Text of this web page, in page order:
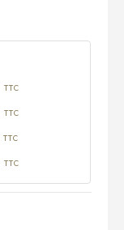
TTC
TTC
TTC
TTC